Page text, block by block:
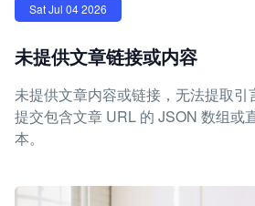
Sat Jul 04 2026
未提供文章链接或内容
未提供文章内容或链接，无法提取引
提交包含文章 URL 的 JSON 数组或
本。